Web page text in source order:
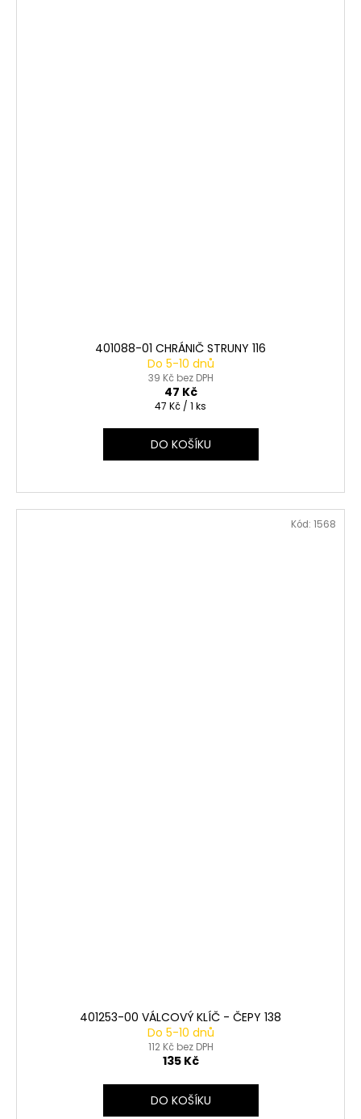
401088-01 CHRÁNIČ STRUNY 116
Do 5-10 dnů
39 Kč bez DPH
47 Kč
Měrná
47 Kč / 1 ks
DO KOŠÍKU
401253-00 VÁLCOVÝ KLÍČ - ČEPY 138
Do 5-10 dnů
112 Kč bez DPH
135 Kč
DO KOŠÍKU
Kód: 1568